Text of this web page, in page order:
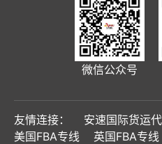
微信公众号
友情连接： 安速国际货运
美国FBA专线
英国FBA专线